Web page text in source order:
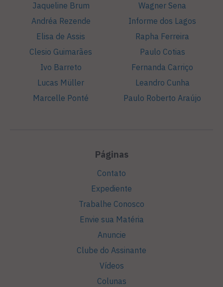
Jaqueline Brum
Andréa Rezende
Elisa de Assis
Clesio Guimarães
Ivo Barreto
Lucas Müller
Marcelle Ponté
Wagner Sena
Informe dos Lagos
Rapha Ferreira
Paulo Cotias
Fernanda Carriço
Leandro Cunha
Paulo Roberto Araújo
Páginas
Contato
Expediente
Trabalhe Conosco
Envie sua Matéria
Anuncie
Clube do Assinante
Vídeos
Colunas